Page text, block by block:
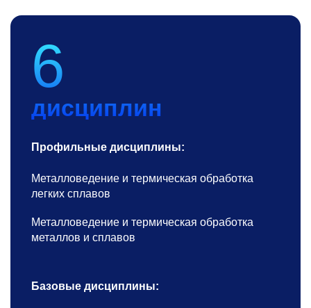
6
дисциплин
Профильные дисциплины:
Металловедение и термическая обработка
легких сплавов
Металловедение и термическая обработка
металлов и сплавов
Базовые дисциплины: